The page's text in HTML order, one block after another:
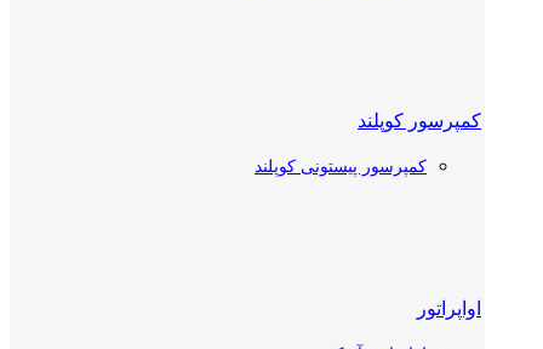
کمپرسور کوپلند
کمپرسور پیستونی کوپلند
کمپرسور بیتزر
اواپراتور